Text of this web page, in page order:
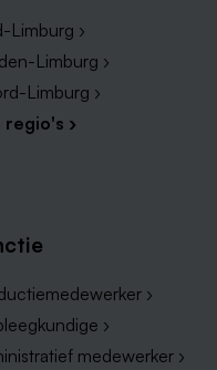
in Roermond
ook andere
Roermond:
Roermond
Limburg ›
Limburg ›
Limburg ›
regio's ›
›
›
medewerker ›